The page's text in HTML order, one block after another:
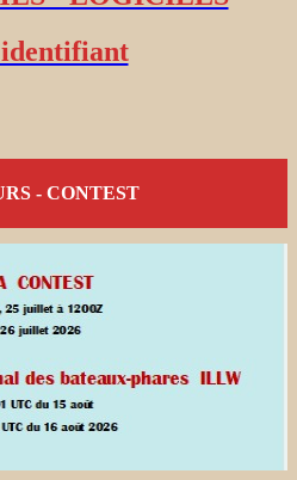
- CONTEST